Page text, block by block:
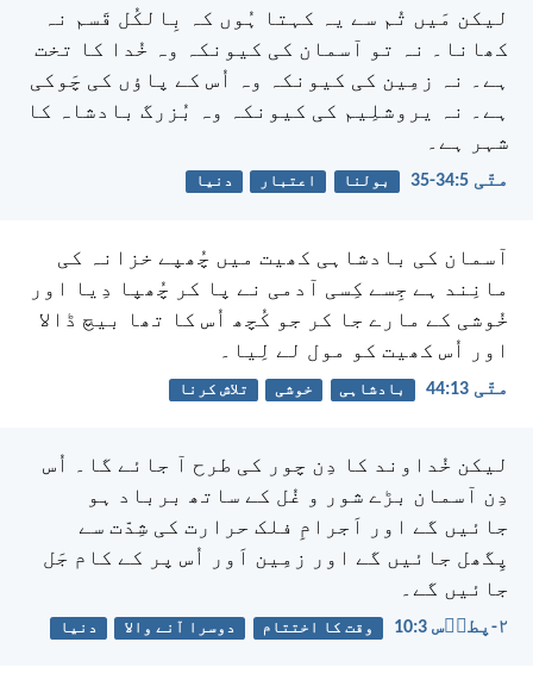
لیکن مَیں تُم سے یہ کہتا ہُوں کہ بِالکُل قَسم نہ
کھانا۔ نہ تو آسمان کی کیونکہ وہ خُدا کا تخت
ہے۔ نہ زمِین کی کیونکہ وہ اُس کے پاؤں کی چَوکی
ہے۔ نہ یروشلِیم کی کیونکہ وہ بُزرگ بادشاہ کا
شہر ہے۔
متّی 5:‏34-‏35 بولنا اعتبار دنیا
آسمان کی بادشاہی کھیت میں چُھپے خزانہ کی
مانِند ہے جِسے کِسی آدمی نے پا کر چُھپا دِیا اور
خُوشی کے مارے جا کر جو کُچھ اُس کا تھا بیچ ڈالا
اور اُس کھیت کو مول لے لِیا۔
متّی 13:‏44 بادشاہی خوشی تلاش کرنا
لیکن خُداوند کا دِن چور کی طرح آ جائے گا۔ اُس
دِن آسمان بڑے شور و غُل کے ساتھ برباد ہو
جائیں گے اور اَجرامِ فلک حرارت کی شِدّت سے
پِگھل جائیں گے اور زمِین اَور اُس پر کے کام جَل
جائیں گے۔
۲-پطرؔس 3:‏10 وقت کا اختتام دوسرا آنے والا دنیا